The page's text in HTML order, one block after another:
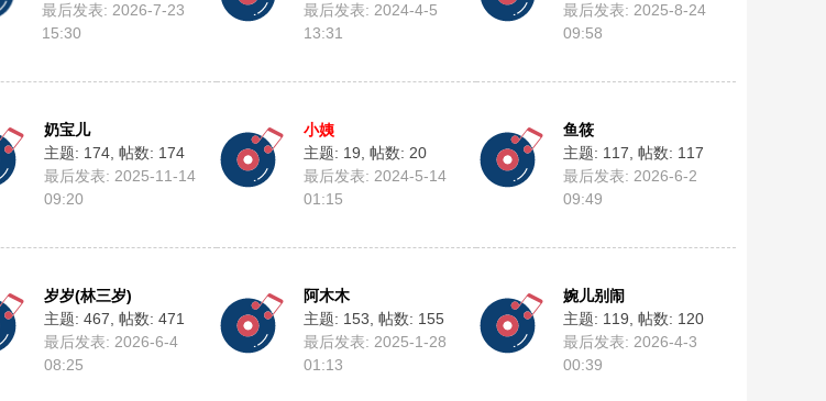
最后发表: 2026-7-23
15:30
最后发表: 2024-4-5
13:31
最后发表: 2025-8-24
09:58
奶宝儿
主题: 174 帖数: 174
最后发表: 2025-11-14
09:20
小姨
主题: 19 帖数: 20
最后发表: 2024-5-14
01:15
鱼筱
主题: 117 帖数: 117
最后发表: 2026-6-2
09:49
岁岁(林三岁)
主题: 467 帖数: 471
最后发表: 2026-6-4
08:25
阿木木
主题: 153 帖数: 155
最后发表: 2025-1-28
01:13
婉儿别闹
主题: 119 帖数: 120
最后发表: 2026-4-3
00:39